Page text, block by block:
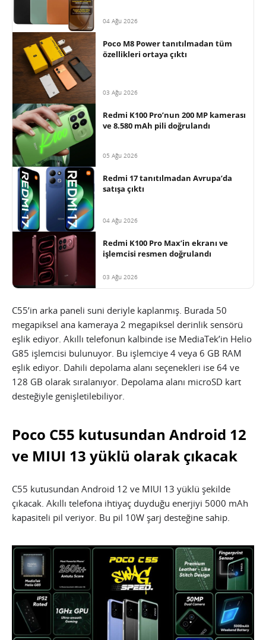
04 Ağu 2026
Poco M8 Power tanıtılmadan tüm
özellikleri ortaya çıktı
03 Ağu 2026
Redmi K100 Pro’nun 200 MP kamerası
ve 8.580 mAh pili doğrulandı
05 Ağu 2026
Redmi 17 tanıtılmadan Avrupa’da
satışa çıktı
04 Ağu 2026
Redmi K100 Pro Max’in ekranı ve
işlemcisi resmen doğrulandı
03 Ağu 2026
C55’in arka paneli suni deriyle kaplanmış. Burada 50
megapiksel ana kameraya 2 megapiksel derinlik sensörü
eşlik ediyor. Akıllı telefonun kalbinde ise MediaTek’in Helio
G85 işlemcisi bulunuyor. Bu işlemciye 4 veya 6 GB RAM
eşlik ediyor. Dahili depolama alanı seçenekleri ise 64 ve
128 GB olarak sıralanıyor. Depolama alanı microSD kart
desteğiyle genişletilebiliyor.
Poco C55 kutusundan Android 12
ve MIUI 13 yüklü olarak çıkacak
C55 kutusundan Android 12 ve MIUI 13 yüklü şekilde
çıkacak. Akıllı telefona ihtiyaç duyduğu enerjiyi 5000 mAh
kapasiteli pil veriyor. Bu pil 10W şarj desteğine sahip.